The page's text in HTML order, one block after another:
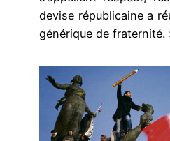
devise républicaine a
générique de fraternité.